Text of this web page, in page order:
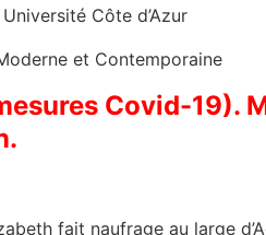
Côte d’Azur
et Contemporaine
Covid-19).
fait naufrage au large